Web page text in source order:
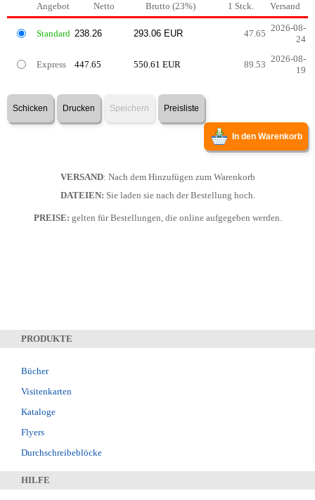
Angebot Netto Brutto (23%) 1 Stck. Versand
Standard 47.65
2026-08-
24
Express 447.65 550.61 EUR 89.53
2026-08-
19
Schicken Drucken Speichern Preisliste
In den Warenkorb
VERSAND: Nach dem Hinzufügen zum Warenkorb
DATEIEN: Sie laden sie nach der Bestellung hoch.
PREISE: gelten für Bestellungen, die online aufgegeben werden.
PRODUKTE
Bücher
Visitenkarten
Kataloge
Flyers
Durchschreibeblöcke
HILFE